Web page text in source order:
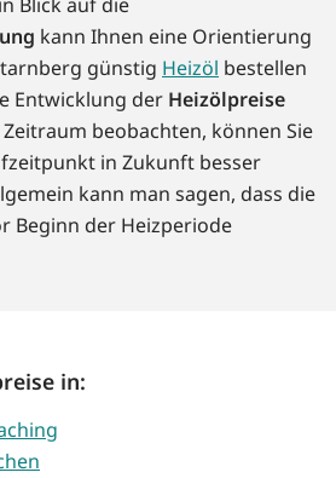
kann Ihnen eine Orientierung
günstig Heizöl bestellen
Entwicklung der Heizölpreise
beobachten, können Sie
in Zukunft besser
kann man sagen, dass die
Beginn der Heizperiode
in: